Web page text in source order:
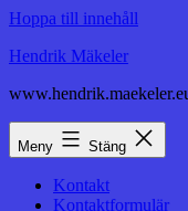
Hoppa till innehåll
Hendrik Mäkeler
Meny Stäng
Kontakt
Kontaktformulär